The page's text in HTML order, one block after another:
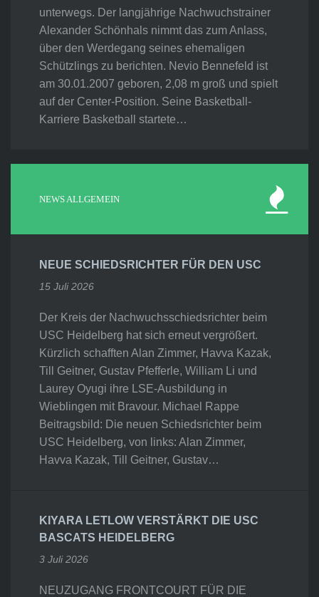
unterwegs. Der langjährige Nachwuchstrainer
Alexander Schönhals nimmt das zum Anlass,
über den Werdegang seines ehemaligen
Schützlings zu berichten. Nevio Bennefeld ist
am 30.01.2007 geboren, 2,08 m groß und spielt
auf der Center-Position. Seine Basketball-
Karriere Basketball startete…
NEWS ALLGEMEIN
NEUE SCHIEDSRICHTER FÜR DEN USC
15 Juli 2026
Der Kreis der Nachwuchsschiedsrichter beim
USC Heidelberg hat sich erneut vergrößert.
Kürzlich schafften Alan Zimmer, Havva Kazak,
Till Geitner, Gustav Pfefferle, William Li und
Laurey Oyugi ihre LSE-Ausbildung in
Wieblingen mit Bravour. Michael Rappe
Beitragsbild: Die neuen Schiedsrichter beim
USC Heidelberg, von links: Alan Zimmer,
Havva Kazak, Till Geitner, Gustav…
KIYARA LETLOW VERSTÄRKT DIE USC
BASCATS HEIDELBERG
3 Juli 2026
NEUZUGANG FRONTCOURT FÜR DIE